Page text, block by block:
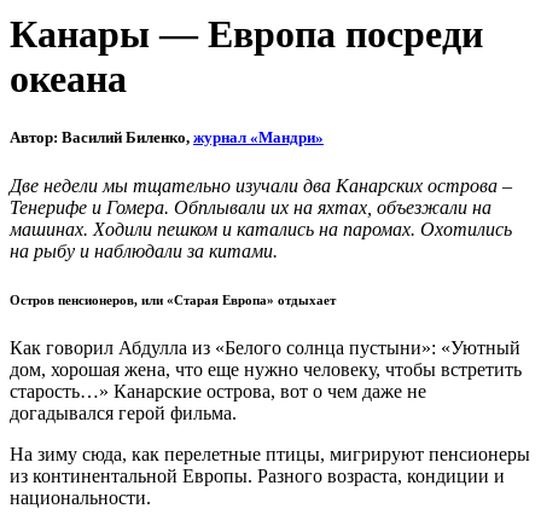
Канары — Европа посреди
океана
Автор: Василий Биленко, журнал «Мандри»
Две недели мы тщательно изучали два Канарских острова –
Тенерифе и Гомера. Обплывали их на яхтах, объезжали на
машинах. Ходили пешком и катались на паромах. Охотились
на рыбу и наблюдали за китами.
Остров пенсионеров, или «Старая Европа» отдыхает
Как говорил Абдулла из «Белого солнца пустыни»: «Уютный
дом, хорошая жена, что еще нужно человеку, чтобы встретить
старость…» Канарские острова, вот о чем даже не
догадывался герой фильма.
На зиму сюда, как перелетные птицы, мигрируют пенсионеры
из континентальной Европы. Разного возраста, кондиции и
национальности.